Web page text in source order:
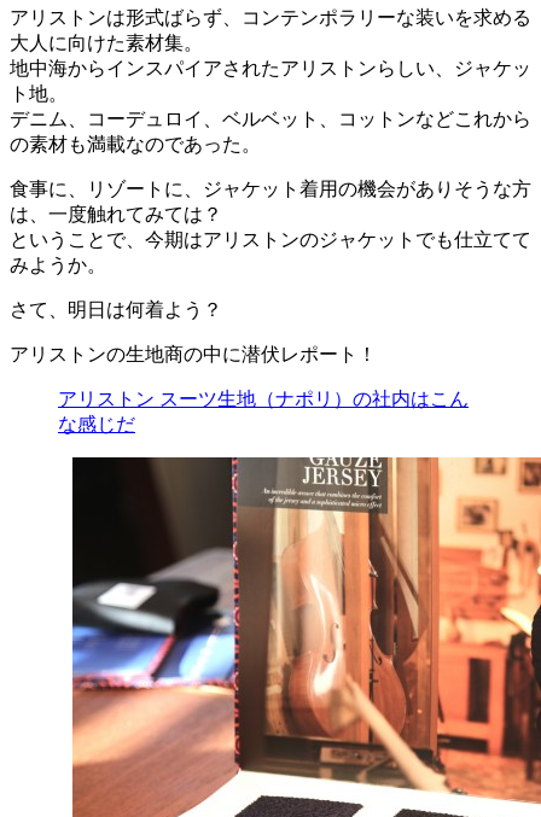
アリストンは形式ばらず、コンテンポラリーな装いを求める
大人に向けた素材集。
地中海からインスパイアされたアリストンらしい、ジャケッ
ト地。
デニム、コーデュロイ、ベルベット、コットンなどこれから
の素材も満載なのであった。
食事に、リゾートに、ジャケット着用の機会がありそうな方
は、一度触れてみては？
ということで、今期はアリストンのジャケットでも仕立てて
みようか。
さて、明日は何着よう？
アリストンの生地商の中に潜伏レポート！
アリストン スーツ生地（ナポリ）の社内はこん
な感じだ